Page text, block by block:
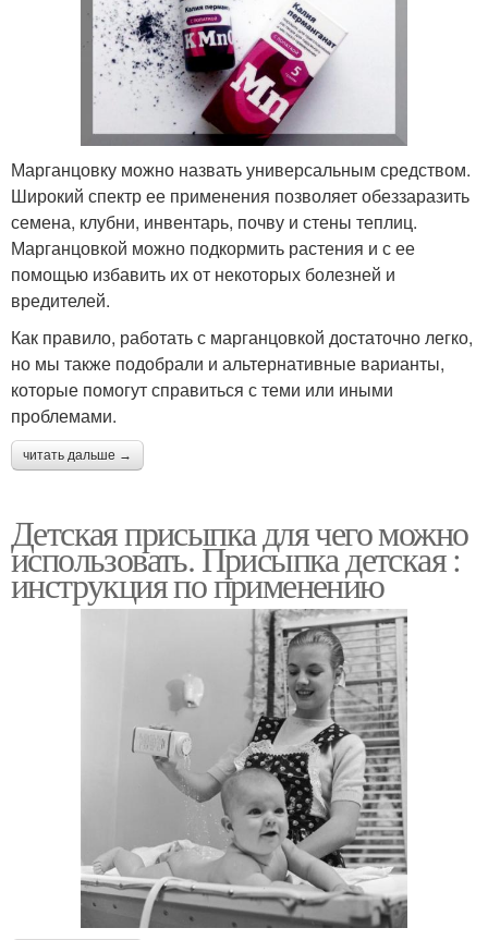
Марганцовку можно назвать универсальным средством.
Широкий спектр ее применения позволяет обеззаразить
семена, клубни, инвентарь, почву и стены теплиц.
Марганцовкой можно подкормить растения и с ее
помощью избавить их от некоторых болезней и
вредителей.
Как правило, работать с марганцовкой достаточно легко,
но мы также подобрали и альтернативные варианты,
которые помогут справиться с теми или иными
проблемами.
читать дальше →
Детская присыпка для чего можно
использовать. Присыпка детская :
инструкция по применению